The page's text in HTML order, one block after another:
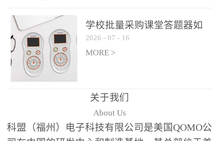
热情QVote 提供了丰富的
互动功能矩阵，满足不同
学科、不同教学目标的互
动需求：即时答题：支持
单选题、多选题、判断题
等基础题型，学生通过答
题器快速响应，系统实时
统计答题数据并生成可视
化图表，让教师瞬间掌握
学校批量采购课堂答题器如
何选厂家
2026 - 07 - 16
MORE >
关于我们
About Us
科盟（福州）电子科技有限公司是美国QOMO公